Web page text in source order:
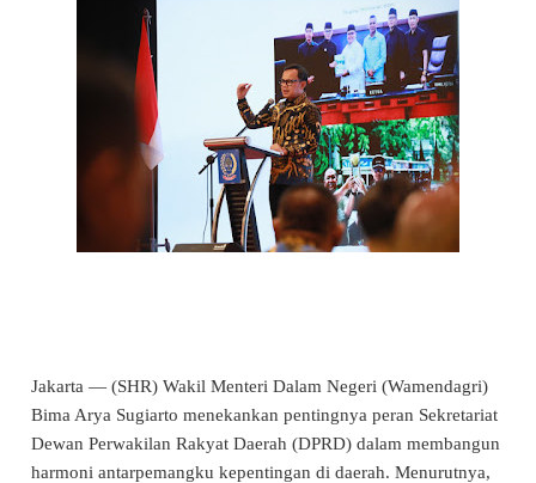
Jakarta — (SHR) Wakil Menteri Dalam Negeri (Wamendagri)
Bima Arya Sugiarto menekankan pentingnya peran Sekretariat
Dewan Perwakilan Rakyat Daerah (DPRD) dalam membangun
harmoni antarpemangku kepentingan di daerah. Menurutnya,